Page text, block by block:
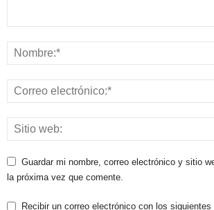
Guardar mi nombre, correo electrónico y sitio
la próxima vez que comente.
Recibir un correo electrónico con los